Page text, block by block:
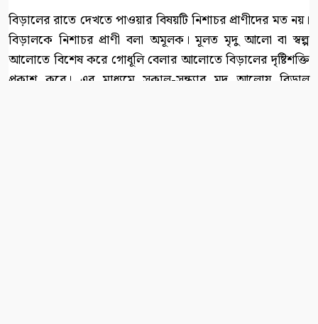
বিড়ালের রাতে দেখতে পাওয়ার বিষয়টি নিশাচর প্রাণীদের মত নয়।
বিড়ালকে নিশাচর প্রাণী বলা অমূলক। মূলত মৃদু আলো বা স্বল্প
আলোতে বিশেষ করে গোধূলি বেলার আলোতে বিড়ালের দৃষ্টিশক্তি
প্রকাশ করে। এর মাধ্যমে সকাল-সন্ধ্যার মৃদু আলোয় বিড়াল